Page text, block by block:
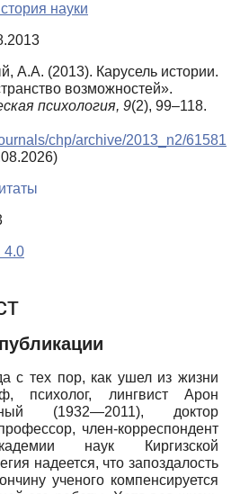
науки
А.А. (2013). Карусель истории.
возможностей».
психология, 9(2), 99–118.
chp/archive/2013_n2/61581
4.0
с тех пор, как ушел из жизни
психолог, лингвист Арон
(1932—2011), доктор
член-корреспондент
наук Киргизской
надеется, что запоздалость
ученого компенсируется